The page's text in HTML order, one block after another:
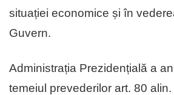
situației economice și în
Guvern.
Administrația Prezidențială a
temeiul prevederilor art. 80 alin.